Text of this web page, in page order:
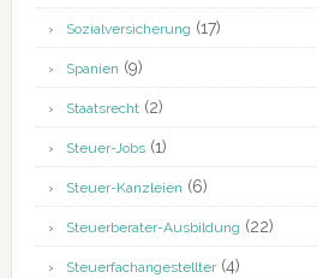
Sozialversicherung (17)
Spanien (9)
Staatsrecht(2)
Steuer-Jobs(1)
Steuer-Kanzleien (6)
Steuerberater-Ausbildung (22)
Steuerfachangestellter(4)